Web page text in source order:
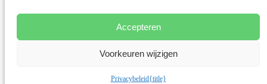
Accepteren
Voorkeuren wijzigen
Privacybeleid{title}
Cookies
© 2026 Deze website draait op het websitesysteem